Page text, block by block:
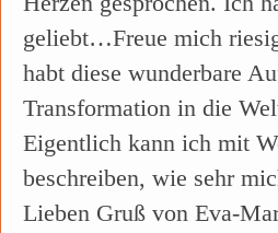
geliebt…Freue mich
habt diese wunderbare
Transformation in die
Eigentlich kann ich mit
beschreiben, wie sehr
Lieben Gruß von Eva-